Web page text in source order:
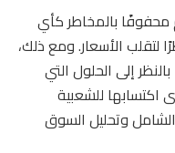
محفوفًا بالمخاطر كأي
لتقلب الأسعار. ومع ذلك،
إلى الحلول التي
اكتسابها للشعبية
الشامل وتحليل السوق